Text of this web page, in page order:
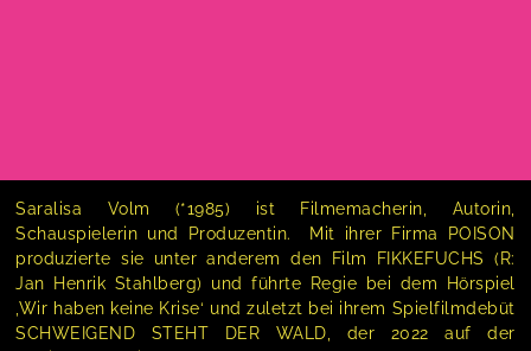
Saralisa Volm (*1985) ist Filmemacherin, Autorin,
Schauspielerin und Produzentin. Mit ihrer Firma POISON
produzierte sie unter anderem den Film FIKKEFUCHS (R:
Jan Henrik Stahlberg) und führte Regie bei dem Hörspiel
‚Wir haben keine Krise‘ und zuletzt bei ihrem Spielfilmdebüt
SCHWEIGEND STEHT DER WALD, der 2022 auf der